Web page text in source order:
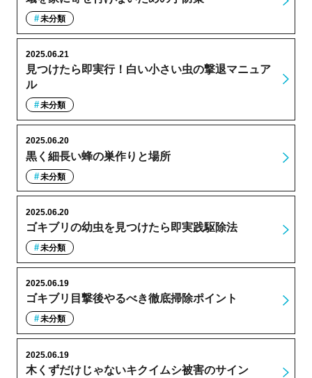
未分類
見つけたら即実行！白い小さい虫の撃退マニュア
ル
2025.06.21
未分類
黒く細長い蜂の巣作りと場所
2025.06.20
未分類
ゴキブリの幼虫を見つけたら即実践駆除法
2025.06.20
未分類
ゴキブリ目撃後やるべき徹底掃除ポイント
2025.06.19
未分類
木くずだけじゃないキクイムシ被害のサイン
2025.06.19